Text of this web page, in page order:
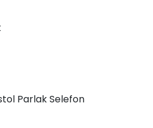
Parlak Selefon